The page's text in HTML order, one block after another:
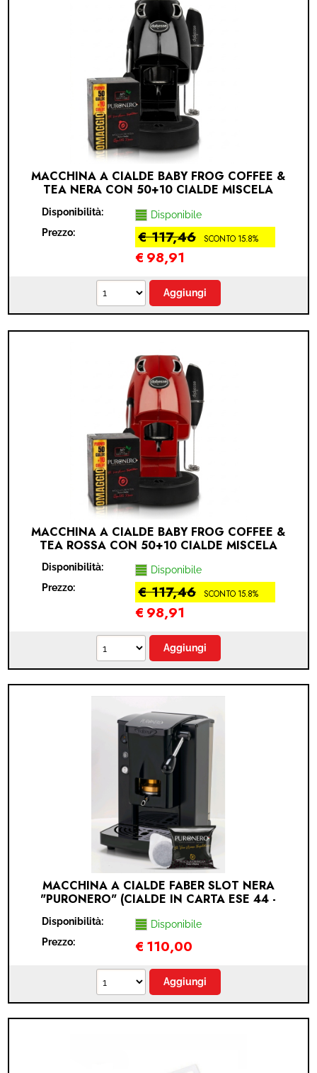
MACCHINA A CIALDE BABY FROG COFFEE &
TEA NERA CON 50+10 CIALDE MISCELA
Disponibilità:
Disponibile
Prezzo:
€ 117,46 SCONTO 15.8%
€ 98,91
MACCHINA A CIALDE BABY FROG COFFEE &
TEA ROSSA CON 50+10 CIALDE MISCELA
CREMOSA PURONERO IN OMAGGIO
Disponibilità:
Disponibile
Prezzo:
€ 117,46 SCONTO 15.8%
€ 98,91
MACCHINA A CIALDE FABER SLOT NERA
"PURONERO" (CIALDE IN CARTA ESE 44 -
Disponibilità:
Disponibile
Prezzo:
€ 110,00